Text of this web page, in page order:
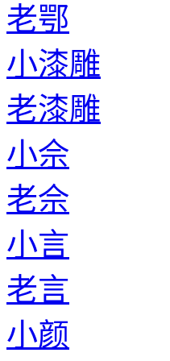
老鄂
小漆雕
老漆雕
小佘
老佘
小言
老言
小颜